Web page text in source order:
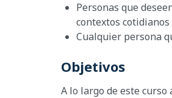
Personas que
contextos
Cualquier persona
Objetivos
A lo largo de este